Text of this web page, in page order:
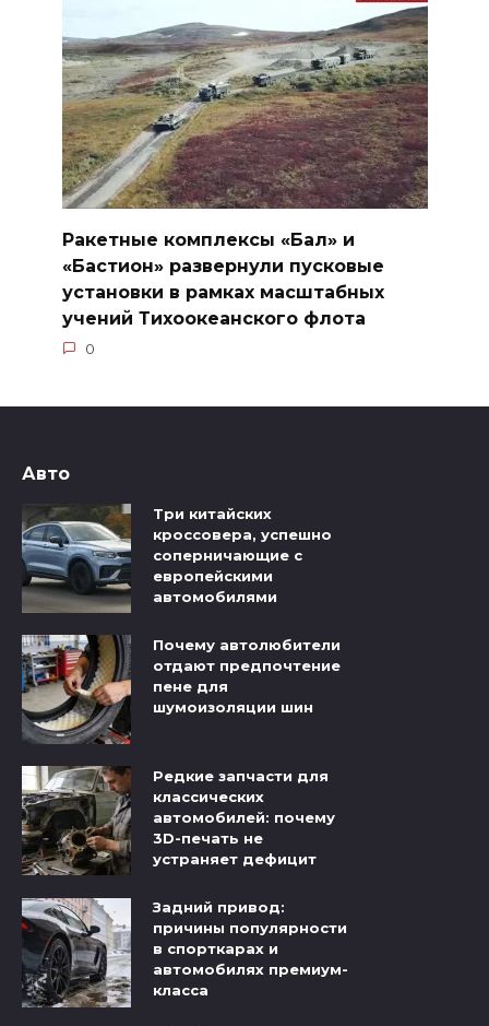
Ракетные комплексы «Бал» и
«Бастион» развернули пусковые
установки в рамках масштабных
учений Тихоокеанского флота
0
Авто
Три китайских
кроссовера, успешно
соперничающие с
европейскими
автомобилями
Почему автолюбители
отдают предпочтение
пене для
шумоизоляции шин
Редкие запчасти для
классических
автомобилей: почему
3D-печать не
устраняет дефицит
Задний привод:
причины популярности
в спорткарах и
автомобилях премиум-
класса